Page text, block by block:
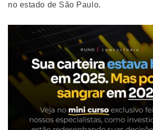
no estado de São Paulo.